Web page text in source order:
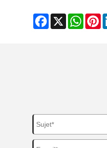
Facebook
X